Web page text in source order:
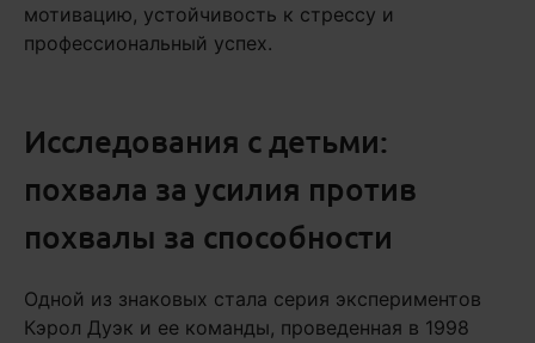
мотивацию, устойчивость к стрессу и
профессиональный успех.
Исследования с детьми:
похвала за усилия против
похвалы за способности
Одной из знаковых стала серия экспериментов
Кэрол Дуэк и ее команды, проведенная в 1998